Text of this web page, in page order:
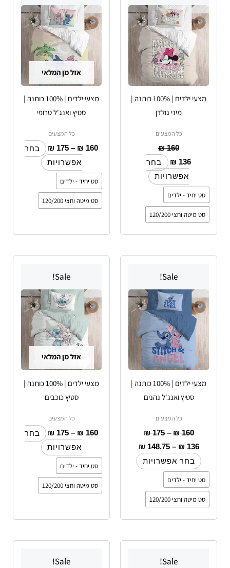
מצעי ילדים | 100% כותנה |
מיני גולדן
כל המצעים
₪160
₪ 136
בחר
אפשרויות
יש
מספר
סוגים.
ניתן
לבחור
את
האפשרויות
בעמוד
סט יחיד - ילדים
סט מיטה וחצי 120/200
אזל מן המלאי
מצעי ילדים | 100% כותנה |
סטיץ ואנג'ל טרופי
כל המצעים
₪ 160
–
₪ 175
עד
⁦₪ 175⁩
בחר
אפשרויות
יש
מספר
סוגים.
ניתן
לבחור
האפשרויות
בעמוד
המוצר
סט יחיד - ילדים
סט מיטה וחצי 120/200
Sale!
מצעי ילדים | 100% כותנה |
סטיץ ואנג'ל נהנים
כל המצעים
₪160
–
₪175
עד
⁦₪ 175⁩
₪ 136
–
₪ 148.75
עד
⁦₪ 148.75⁩
בחר אפשרויות
יש
מספר
את
בעמוד
סט יחיד - ילדים
סט מיטה וחצי 120/200
Sale!
אזל מן המלאי
מצעי ילדים | 100% כותנה |
סטיץ כוכבים
כל המצעים
₪ 160
–
₪ 175
עד
⁦₪ 175⁩
בחר
אפשרויות
יש
מספר
סוגים.
ניתן
לבחור
בעמוד
סט יחיד - ילדים
סט מיטה וחצי 120/200
Sale!
Sale!